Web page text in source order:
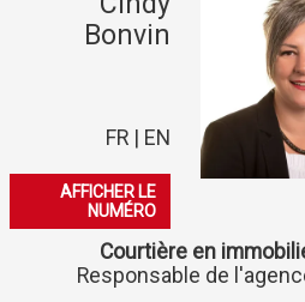
Bonvin
FR | EN
079 541 03 86
AFFICHER LE
NUMÉRO
Courtière en
Responsable de